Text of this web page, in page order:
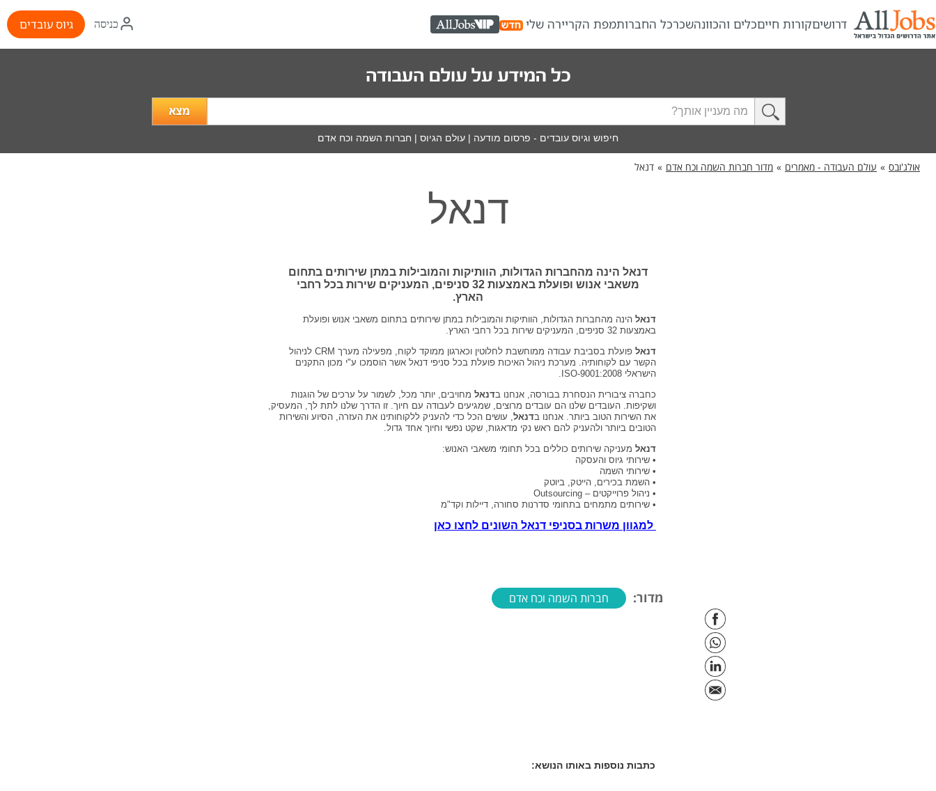
דרושיםקורות חייםכלים והכוונהשכרכל החברותמפת הקריירה שלי AllJobs VIP
איקון
התחברות
כניסה גיוס עובדים
אותך?
חיפוש וגיוס עובדים - פרסום מודעה | עולם הגיוס | חברות השמה וכח אדם
אולג'ובס » עולם העבודה - מאמרים » מדור חברות השמה וכח אדם » דנאל
דנאל
דנאל הינה מהחברות הגדולות, הוותיקות והמובילות במתן שירותים בתחום
משאבי אנוש ופועלת באמצעות 32 סניפים, המעניקים שירות בכל רחבי
הארץ.
דנאל הינה מהחברות הגדולות, הוותיקות והמובילות במתן שירותים בתחום משאבי אנוש ופועלת
באמצעות 32 סניפים, המעניקים שירות בכל רחבי הארץ.
דנאל
פועלת בסביבת עבודה ממוחשבת לחלוטין וכארגון ממוקד לקוח, מפעילה מערך CRM לניהול
הקשר עם לקוחותיה. מערכת ניהול האיכות פועלת בכל סניפי דנאל אשר הוסמכו ע"י מכון התקנים
הישראלי ISO-9001:2008.
כחברה ציבורית הנסחרת בבורסה, אנחנו בדנאל מחויבים, יותר מכל, לשמור על ערכים של הוגנות
ושקיפות. העובדים שלנו הם עובדים מרוצים, שמגיעים לעבודה עם חיוך. זו הדרך שלנו לתת לך, המעסיק,
את השירות הטוב ביותר. אנחנו בדנאל, עושים הכל כדי להעניק ללקוחותינו את העזרה, הסיוע והשירות
הטובים ביותר ולהעניק להם ראש נקי מדאגות, שקט נפשי וחיוך אחד גדול.
דנאל מעניקה שירותים כוללים בכל תחומי משאבי האנוש:
• שירותי גיוס והעסקה
• שירותי השמה
• השמת בכירים, הייטק, ביוטק
• ניהול פרוייקטים – Outsourcing
• שירותים מתמחים בתחומי סדרנות סחורה, דיילות וקד"מ
למגוון משרות בסניפי דנאל השונים לחצו כאן
מדור: חברות השמה וכח אדם
כתבות נוספות באותו הנושא: